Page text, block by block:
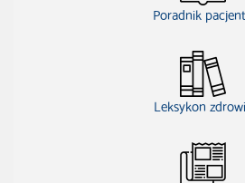
Poradnik
Leksykon